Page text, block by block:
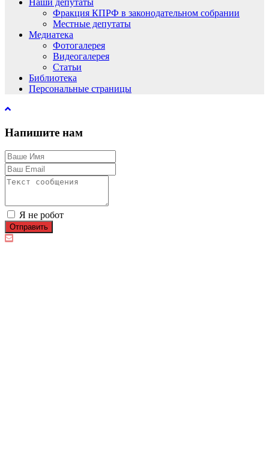
Наши депутаты
Фракция КПРФ в законодательном собрании
Местные депутаты
Медиатека
Фотогалерея
Видеогалерея
Статьи
Библиотека
Персональные страницы
Напишите нам
Я не робот
Отправить